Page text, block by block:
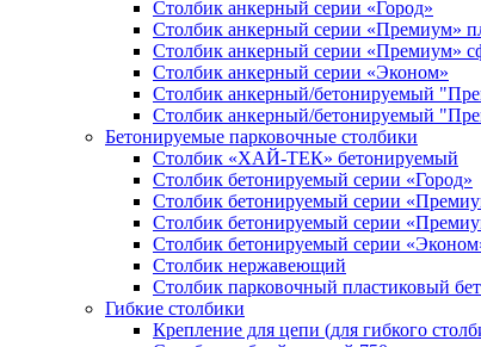
Столбик анкерный серии «Город»
Столбик анкерный серии «Премиум»
Столбик анкерный серии «Премиум»
Столбик анкерный серии «Эконом»
Столбик анкерный/бетонируемый
Столбик анкерный/бетонируемый
Бетонируемые парковочные столбики
Столбик «ХАЙ-ТЕК» бетонируемый
Столбик бетонируемый серии «Город»
Столбик бетонируемый серии
Столбик бетонируемый серии
Столбик бетонируемый серии
Столбик нержавеющий
Столбик парковочный пластиковый
Гибкие столбики
Крепление для цепи (для гибкого